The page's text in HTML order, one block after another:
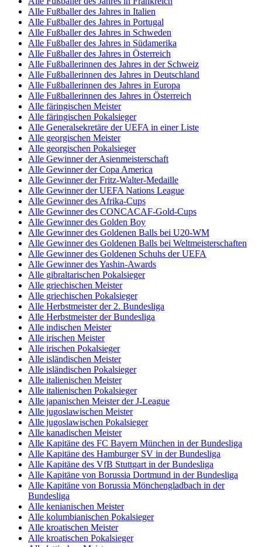
Alle Fußballer des Jahres in Italien
Alle Fußballer des Jahres in Portugal
Alle Fußballer des Jahres in Schweden
Alle Fußballer des Jahres in Südamerika
Alle Fußballer des Jahres in Österreich
Alle Fußballerinnen des Jahres in der Schweiz
Alle Fußballerinnen des Jahres in Deutschland
Alle Fußballerinnen des Jahres in Europa
Alle Fußballerinnen des Jahres in Österreich
Alle färingischen Meister
Alle färingischen Pokalsieger
Alle Generalsekretäre der UEFA in einer Liste
Alle georgischen Meister
Alle georgischen Pokalsieger
Alle Gewinner der Asienmeisterschaft
Alle Gewinner der Copa America
Alle Gewinner der Fritz-Walter-Medaille
Alle Gewinner der UEFA Nations League
Alle Gewinner des Afrika-Cups
Alle Gewinner des CONCACAF-Gold-Cups
Alle Gewinner des Golden Boy
Alle Gewinner des Goldenen Balls bei U20-WM
Alle Gewinner des Goldenen Balls bei Weltmeisterschaften
Alle Gewinner des Goldenen Schuhs der UEFA
Alle Gewinner des Yashin-Awards
Alle gibraltarischen Pokalsieger
Alle griechischen Meister
Alle griechischen Pokalsieger
Alle Herbstmeister der 2. Bundesliga
Alle Herbstmeister der Bundesliga
Alle indischen Meister
Alle irischen Meister
Alle irischen Pokalsieger
Alle isländischen Meister
Alle isländischen Pokalsieger
Alle italienischen Meister
Alle italienischen Pokalsieger
Alle japanischen Meister der J-League
Alle jugoslawischen Meister
Alle jugoslawischen Pokalsieger
Alle kanadischen Meister
Alle Kapitäne des FC Bayern München in der Bundesliga
Alle Kapitäne des Hamburger SV in der Bundesliga
Alle Kapitäne des VfB Stuttgart in der Bundesliga
Alle Kapitäne von Borussia Dortmund in der Bundesliga
Alle Kapitäne von Borussia Mönchengladbach in der
Bundesliga
Alle kenianischen Meister
Alle kolumbianischen Pokalsieger
Alle kroatischen Meister
Alle kroatischen Pokalsieger